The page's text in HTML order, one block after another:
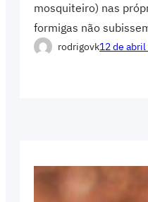
mosquiteiro) nas
formigas não
rodrigovk12 de